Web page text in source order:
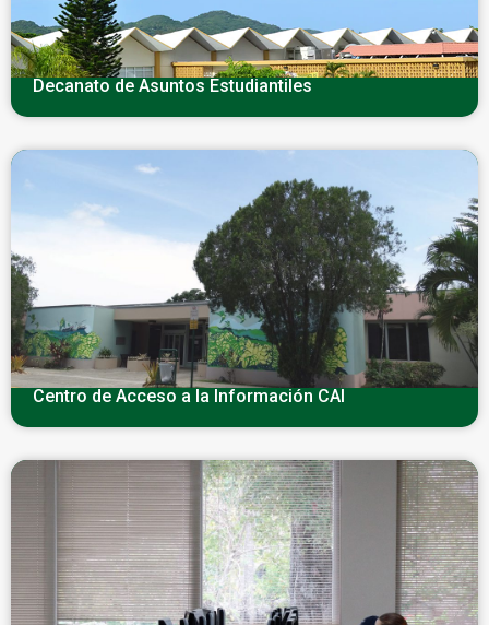
Decanato de Asuntos Estudiantiles
Centro de Acceso a la Información CAI